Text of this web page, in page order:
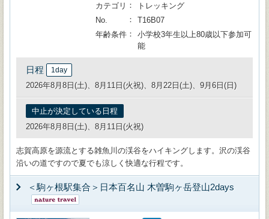
カテゴリ
トレッキング
No.
T16B07
年齢条件
小学校3年生以上80歳以下参加可
能
日程 1day
2026年8月8日(土)、8月11日(火祝)、8月22日(土)、9月6日(日)
中止が決定している日程
2026年8月8日(土)、8月11日(火祝)
志賀高原を源流とする雑魚川の渓谷をハイキングします。沢の渓谷
沿いの道ですので夏でも涼しく快適な行程です。
＜駒ヶ根駅集合＞日本百名山 木曽駒ヶ岳登山2days